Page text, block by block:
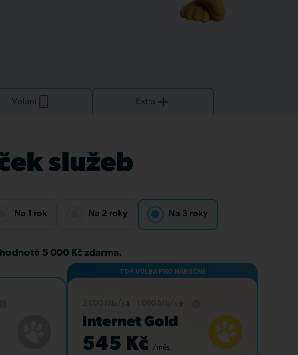
Volání Extra
služeb
Na 1 rok Na 2 roky Na 3 roky
5 000 Kč zdarma.
Internet Gold
545 Kč /měs.